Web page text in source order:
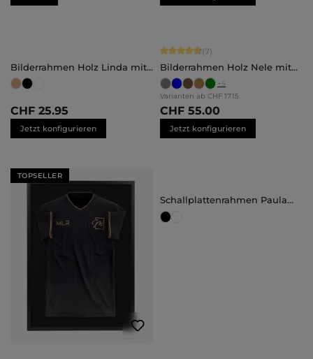
Bilderrahmen Holz Linda mit
Abstandsleiste
Maßanfertigung
CHF 25.95
Jetzt konfigurieren
Durchschnittliche Bewertung von
(7)
Bilderrahmen Holz Nele mit
Abstandsleiste
+5
Varianten ab CHF 17.15
CHF 55.00
Jetzt konfigurieren
TOPSELLER
Schallplattenrahmen Paula
klein